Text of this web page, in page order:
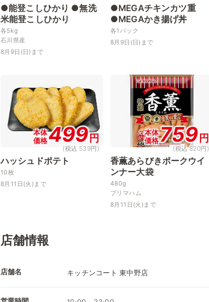
●能登こしひかり ●無洗
米能登こしひかり
各5kg
石川県産
8月9日(日)まで
●MEGAチキンカツ重
●MEGAかき揚げ丼
各1パック
8月9日(日)まで
本体
価格499 円
(税込 539円)
ハッシュドポテト
10枚
8月11日(火)まで
本体
価格759 円
(税込 820円)
香薫あらびきポークウイ
ンナー大袋
480g
プリマハム
8月11日(火)まで
店舗情報
店舗名 キッチンコート 東中野店